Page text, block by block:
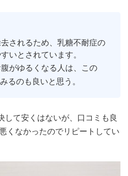
されるため、乳糖不耐症の
いとされています。
がゆるくなる人は、この
るのも良いと思う。
して安くはないが、口コミも良
くなかったのでリピートしてい